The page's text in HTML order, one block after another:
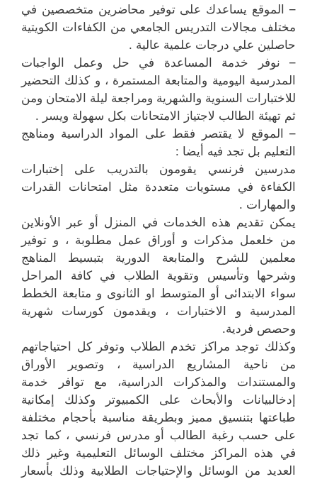
– الموقع يساعدك على توفير محاضرين متخصصين في
مختلف مجالات التدريس الجامعي من الكفاءات الكويتية
حاصلين علي درجات علمية عالية .
– نوفر خدمة المساعدة في حل وعمل الواجبات
المدرسية اليومية والمتابعة المستمرة ، و كذلك التحضير
للاختبارات السنوية والشهرية ومراجعة ليلة الامتحان ومن
ثم تهيئة الطالب لاجتياز الامتحانات بكل سهولة ويسر .
– الموقع لا يقتصر فقط على المواد الدراسية ومناهج
التعليم بل تجد فيه أيضا :
مدرسين فرنسي يقومون بالتدريب على إختبارات
الكفاءة في مستويات متعددة مثل امتحانات القدرات
والمهارات .
يمكن تقديم هذه الخدمات في المنزل أو عبر الأونلاين
من خلعمل مذكرات و أوراق عمل مطلوبة ، و توفير
معلمين للشرح والمتابعة الدورية بتبسيط المناهج
وشرحها وتأسيس وتقوية الطلاب في كافة المراحل
سواء الابتدائى أو المتوسط او الثانوى و متابعة الخطط
المدرسية و الاختبارات ، ويقدمون كورسات شهرية
وحصص فردية.
وكذلك توجد مراكز تخدم الطلاب وتوفر كل احتياجاتهم
من ناحية المشاريع الدراسية ، وتصوير الأوراق
والمستندات والمذكرات الدراسية، مع توافر خدمة
إدخالبيانات والأبحاث على الكمبيوتر وكذلك إمكانية
طباعتها بتنسيق مميز وبطريقة مناسبة بأحجام مختلفة
على حسب رغبة الطالب أو مدرس فرنسي ، كما تجد
في هذه المراكز مختلف الوسائل التعليمية وغير ذلك
العديد من الوسائل والإحتياجات الطلابية وذلك بأسعار